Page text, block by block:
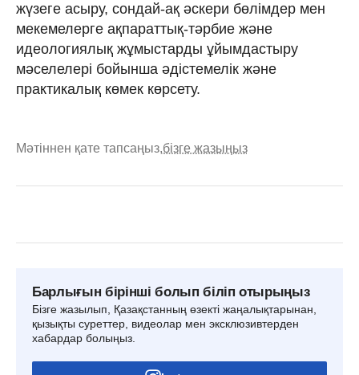
жүзеге асыру, сондай-ақ әскери бөлімдер мен
мекемелерге ақпараттық-тәрбие және
идеологиялық жұмыстарды ұйымдастыру
мәселелері бойынша әдістемелік және
практикалық көмек көрсету.
Мәтіннен қате тапсаңыз,бізге жазыңыз
Барлығын бірінші болып біліп отырыңыз
Бізге жазылып, Қазақстанның өзекті жаңалықтарынан,
қызықты суреттер, видеолар мен эксклюзивтерден
хабардар болыңыз.